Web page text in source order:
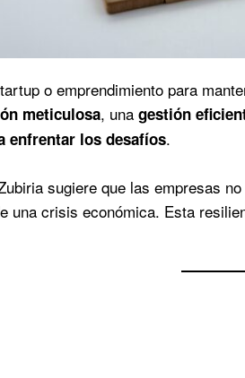
o emprendimiento para
meticulosa, una gestión
enfrentar los desafíos.
sugiere que las empresas
una crisis económica. Esta